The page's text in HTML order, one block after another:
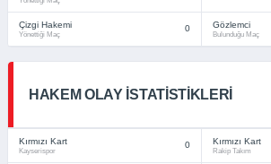
Çizgi Hakemi
Yönettiği Maç
0 Gözlemci
Bulunduğu Maç
HAKEM OLAY İSTATISTIKLERI
Kırmızı Kart
Kayserispor
0 Kırmızı Kart
Rakip Takım